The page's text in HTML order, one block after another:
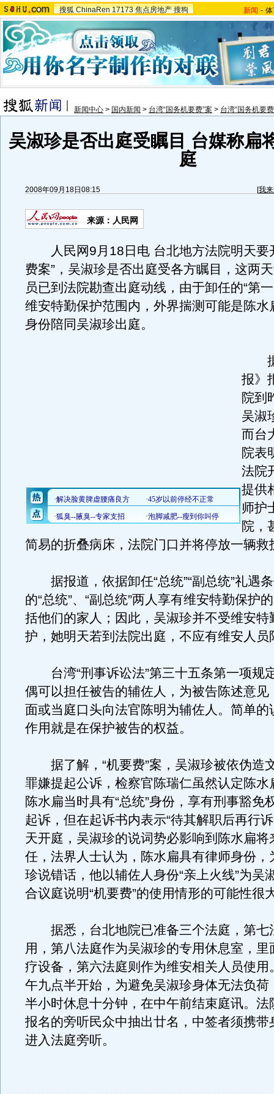
搜狐 ChinaRen 17173 焦点房地产 搜狗 新闻 -
新闻中心 > 国内新闻 > 台湾“国务机要费”案 > 台湾“国务机要
吴淑珍是否出庭受瞩目 台媒称扁
庭
2008年09月18日08:15 [我
来源：人民网
人民网9月18日电 台北地方法院明天要
费案”，吴淑珍是否出庭受各方瞩目，这两
员已到法院勘查出庭动线，由于卸任的“第
维安特勤保护范围内，外界揣测可能是陈水
身份陪同吴淑珍出庭。
据
报》
院到
吴淑
而台
院表
法院
提供
师护
院，
简易的折叠病床，法院门口并将停放一辆救
据报道，依据卸任“总统”“副总统”礼遇
的“总统”、“副总统”两人享有维安特勤保护
括他们的家人；因此，吴淑珍并不受维安特
护，她明天若到法院出庭，不应有维安人员
台湾“刑事诉讼法”第三十五条第一项规
偶可以担任被告的辅佐人，为被告陈述意见
面或当庭口头向法官陈明为辅佐人。简单的
作用就是在保护被告的权益。
据了解，“机要费”案，吴淑珍被依伪造
罪嫌提起公诉，检察官陈瑞仁虽然认定陈水
陈水扁当时具有“总统”身份，享有刑事豁免
起诉，但在起诉书内表示“待其解职后再行
天开庭，吴淑珍的说词势必影响到陈水扁将
任，法界人士认为，陈水扁具有律师身份，
珍说错话，他以辅佐人身份“亲上火线”为吴
合议庭说明“机要费”的使用情形的可能性很
据悉，台北地院已准备三个法庭，第七
用，第八法庭作为吴淑珍的专用休息室，里
疗设备，第六法庭则作为维安相关人员使用
午九点半开始，为避免吴淑珍身体无法负荷
半小时休息十分钟，在中午前结束庭讯。法
报名的旁听民众中抽出廿名，中签者须携带
进入法庭旁听。